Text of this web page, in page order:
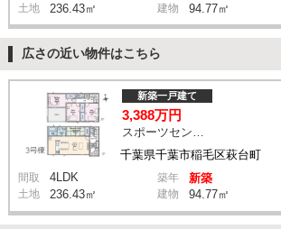
土地 236.43㎡ 建物 94.77㎡
広さの近い物件はこちら
千葉県千葉市稲毛区萩台町
新築一戸建て
3,388万円
スポーツセンター駅 徒歩11分
間取 4LDK 築年 新築
土地 236.43㎡ 建物 94.77㎡